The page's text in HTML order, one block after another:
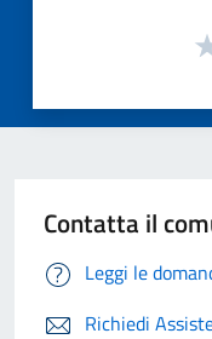
Contatta il
Leggi le
Richiedi